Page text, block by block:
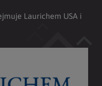
Laurichem USA i